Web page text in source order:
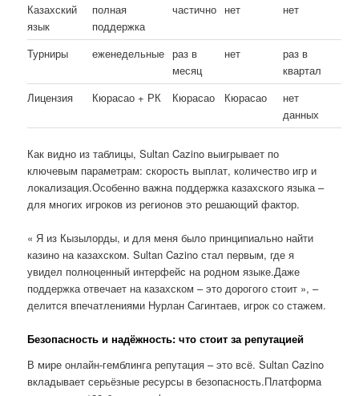
Казахский
язык
полная
поддержка
частично нет нет
Турниры еженедельные раз в
месяц
нет
раз в
квартал
Лицензия
Кюрасао + РК Кюрасао Кюрасао
нет
данных
Как видно из таблицы, Sultan Cazino выигрывает по
ключевым параметрам: скорость выплат, количество игр и
локализация.Особенно важна поддержка казахского языка –
для многих игроков из регионов это решающий фактор.
« Я из Кызылорды, и для меня было принципиально найти
казино на казахском. Sultan Cazino стал первым, где я
увидел полноценный интерфейс на родном языке.Даже
поддержка отвечает на казахском – это дорогого стоит », –
делится впечатлениями Нурлан Сагинтаев, игрок со стажем.
Безопасность и надёжность: что стоит за репутацией
В мире онлайн-гемблинга репутация – это всё. Sultan Cazino
вкладывает серьёзные ресурсы в безопасность.Платформа